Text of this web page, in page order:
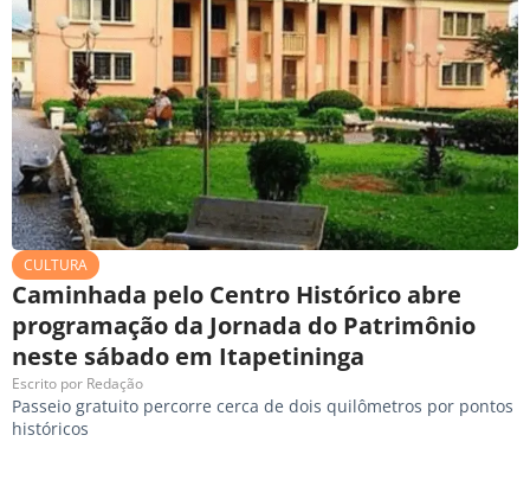
CULTURA
Caminhada pelo Centro Histórico abre
programação da Jornada do Patrimônio
neste sábado em Itapetininga
Escrito por Redação
Passeio gratuito percorre cerca de dois quilômetros por pontos
históricos